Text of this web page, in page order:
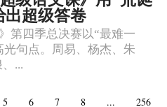
出超级答卷
第四季总决赛以“最难一
句点。周易、杨杰、朱
...
5 6 7 8 ... 256